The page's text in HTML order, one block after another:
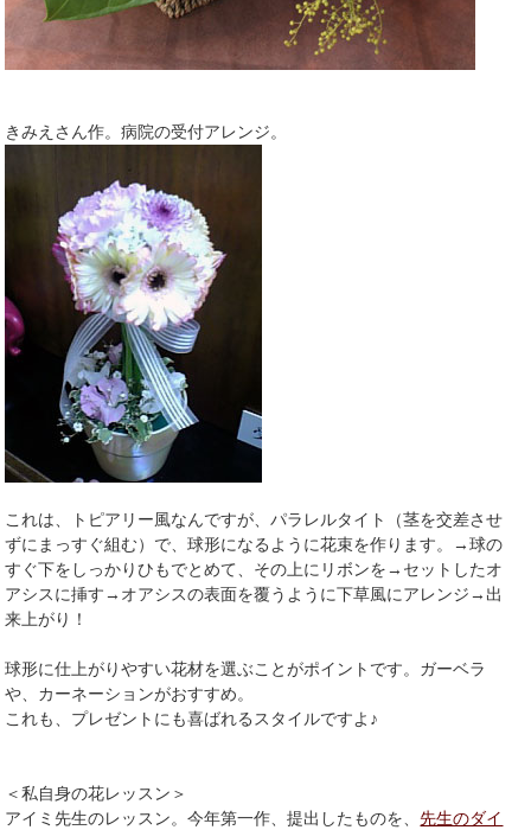
きみえさん作。病院の受付アレンジ。
これは、トピアリー風なんですが、パラレルタイト（茎を交差させ
ずにまっすぐ組む）で、球形になるように花束を作ります。→球の
すぐ下をしっかりひもでとめて、その上にリボンを→セットしたオ
アシスに挿す→オアシスの表面を覆うように下草風にアレンジ→出
来上がり！
球形に仕上がりやすい花材を選ぶことがポイントです。ガーベラ
や、カーネーションがおすすめ。
これも、プレゼントにも喜ばれるスタイルですよ♪
＜私自身の花レッスン＞
アイミ先生のレッスン。今年第一作、提出したものを、先生のダイ